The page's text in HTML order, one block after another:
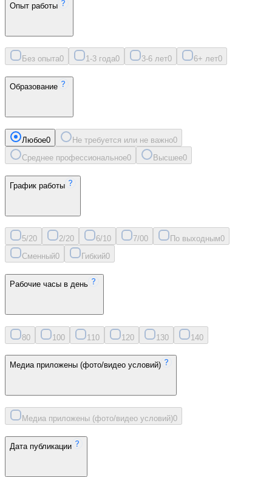
Опыт работы
Без опыта0 1-3 года0 3-6 лет0 6+ лет0
Образование
Любое0 Не требуется или не важно0
Среднее профессиональное0 Высшее0
График работы
5/20 2/20 6/10 7/00 По выходным0
Сменный0 Гибкий0
Рабочие часы в день
80 100 11 0 120 130 140
Медиа приложены (фото/видео условий)
Медиа приложены (фото/видео условий)0
Дата публикации